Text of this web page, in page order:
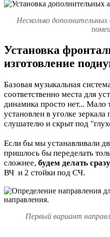
Несколько дополнительных
Установка
изготовление
Базовая музыкальная
соответственно места для
динамика просто нет... Мало
установлен в уголке
слушателю и скрыт под
Если бы мы устанавливали
пришлось бы переделать
сложнее, будем делать
ВЧ и 2 стойки под СЧ.
Первый вариант